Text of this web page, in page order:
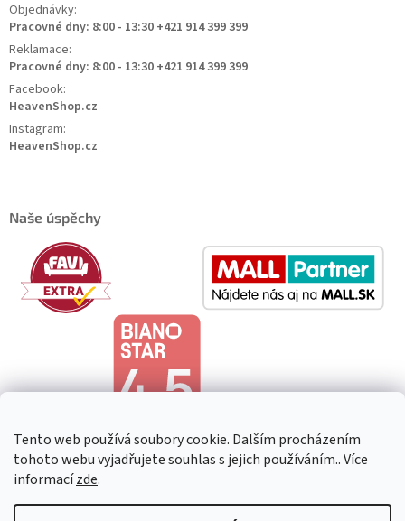
Tento web používá soubory cookie. Dalším procházením
tohoto webu vyjadřujete souhlas s jejich používáním.. Více
informacízde.
Objednávky:
Pracovné dny: 8:00 - 13:30 +421 914 399 399
Reklamace:
Pracovné dny: 8:00 - 13:30 +421 914 399 399
Facebook:
HeavenShop.cz
Instagram:
HeavenShop.cz
Naše úspěchy